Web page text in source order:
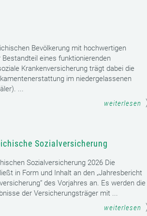
Bevölkerung mit hochwertigen
eines funktionierenden
Krankenversicherung trägt dabei die
im niedergelassenen
...
weiterlesen
Sozialversicherung
Sozialversicherung 2026 Die
in Form und Inhalt an den „Jahresbericht
des Vorjahres an. Es werden die
der Versicherungsträger mit ...
weiterlesen